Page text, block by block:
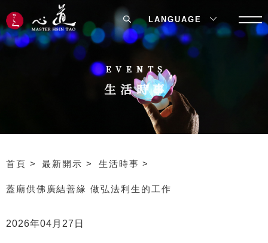
EVENTS
生活時事
首頁 最新開示 生活時事
蓋廟供佛廣結善緣 做弘法利生的工作
2026年04月27日
LANGUAGE